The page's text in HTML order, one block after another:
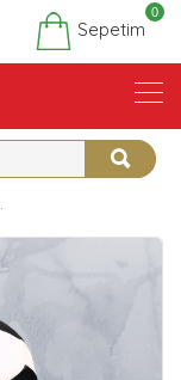
Sepetim
0